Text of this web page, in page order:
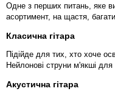
Одне з перших питань, яке
асортимент, на щастя,
Класична гітара
Підійде для тих, хто хоче
Нейлонові струни м'якші для
Акустична гітара